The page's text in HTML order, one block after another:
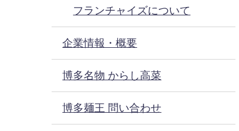
フランチャイズについて
企業情報・概要
博多名物 からし高菜
博多麺王 問い合わせ